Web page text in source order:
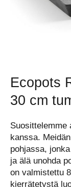
Ecopots
30 cm
Suosittelemme
kanssa.
pohjassa,
ja älä unohda
on valmistettu
kierrätetystä